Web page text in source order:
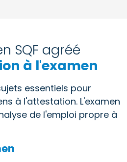
SQF agréé
à l'examen
essentiels pour
à l'attestation. L'examen
de l'emploi propre à